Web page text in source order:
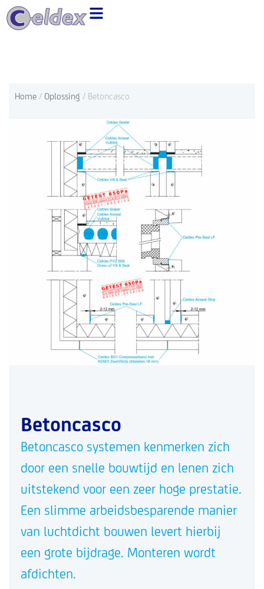
naar
Home/ Oplossing / Betoncasco
Betoncasco
Betoncasco systemen kenmerken zich
door een snelle bouwtijd en lenen zich
uitstekend voor een zeer hoge prestatie.
Een slimme arbeidsbesparende manier
van luchtdicht bouwen levert hierbij
een grote bijdrage. Monteren wordt
afdichten.